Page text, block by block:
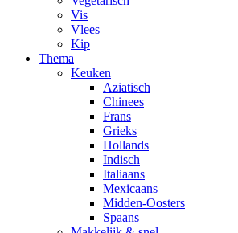
Vis
Vlees
Kip
Thema
Keuken
Aziatisch
Chinees
Frans
Grieks
Hollands
Indisch
Italiaans
Mexicaans
Midden-Oosters
Spaans